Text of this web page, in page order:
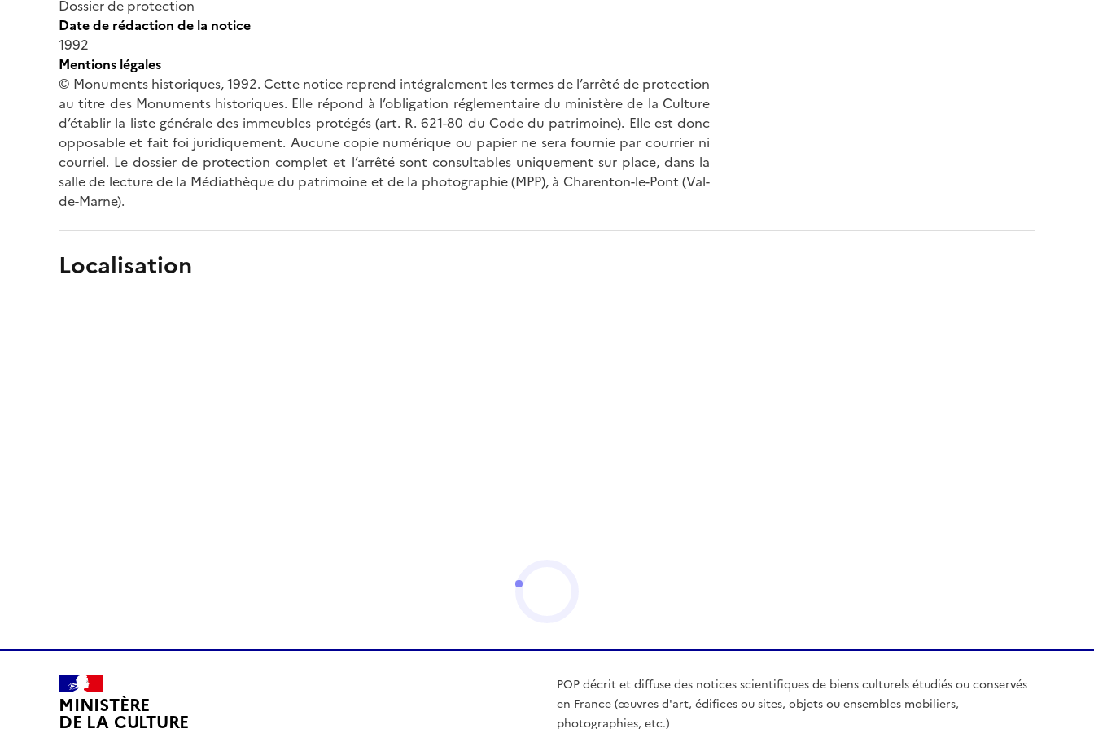
Dossier de protection
Date de rédaction de la notice
1992
Mentions légales
© Monuments historiques, 1992. Cette notice reprend intégralement les termes de l’arrêté de protection
au titre des Monuments historiques. Elle répond à l’obligation réglementaire du ministère de la Culture
d’établir la liste générale des immeubles protégés (art. R. 621-80 du Code du patrimoine). Elle est donc
opposable et fait foi juridiquement. Aucune copie numérique ou papier ne sera fournie par courrier ni
courriel. Le dossier de protection complet et l’arrêté sont consultables uniquement sur place, dans la
salle de lecture de la Médiathèque du patrimoine et de la photographie (MPP), à Charenton-le-Pont (Val-
de-Marne).
Localisation
MINISTÈRE
DE LA CULTURE
POP décrit et diffuse des notices scientifiques de biens culturels étudiés ou conservés
en France (œuvres d'art, édifices ou sites, objets ou ensembles mobiliers,
photographies, etc.)